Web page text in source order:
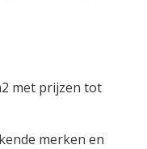
met prijzen tot
merken en